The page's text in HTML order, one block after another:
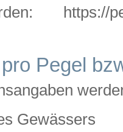
https://
Pegel
Gewässers